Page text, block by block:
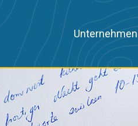
Unternehmen